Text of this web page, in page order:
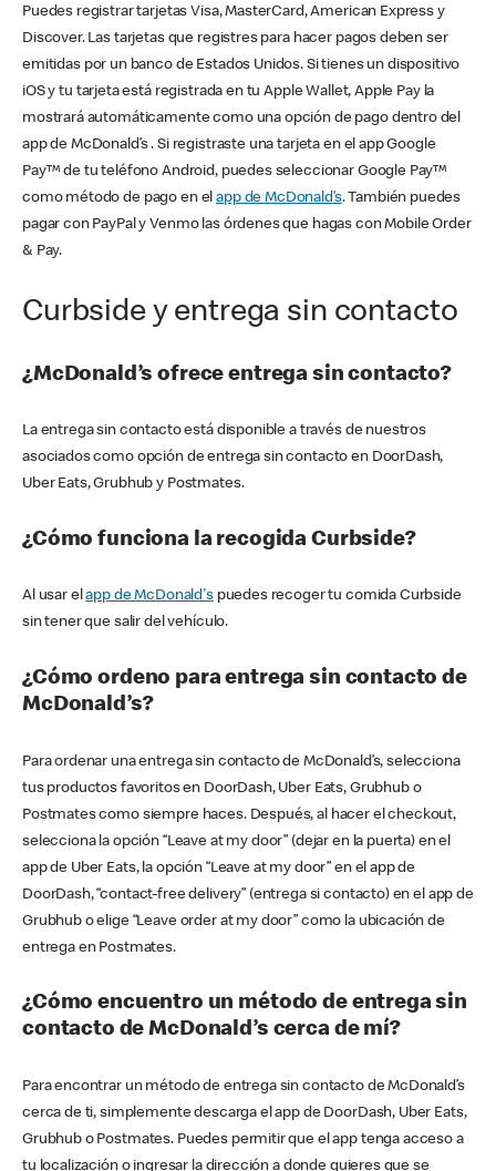
Puedes registrar tarjetas Visa, MasterCard, American Express y
Discover. Las tarjetas que registres para hacer pagos deben ser
emitidas por un banco de Estados Unidos. Si tienes un dispositivo
iOS y tu tarjeta está registrada en tu Apple Wallet, Apple Pay la
mostrará automáticamente como una opción de pago dentro del
app de McDonald’s . Si registraste una tarjeta en el app Google
Pay™ de tu teléfono Android, puedes seleccionar Google Pay™
como método de pago en elapp de McDonald’s. También puedes
pagar con PayPal y Venmo las órdenes que hagas con Mobile Order
& Pay.
Curbside y entrega sin contacto
¿McDonald’s ofrece entrega sin contacto?
La entrega sin contacto está disponible a través de nuestros
asociados como opción de entrega sin contacto en DoorDash,
Uber Eats, Grubhub y Postmates.
¿Cómo funciona la recogida Curbside?
Al usar elapp de McDonald'spuedes recoger tu comida Curbside
sin tener que salir del vehículo.
¿Cómo ordeno para entrega sin contacto de
McDonald’s?
Para ordenar una entrega sin contacto de McDonald’s, selecciona
tus productos favoritos en DoorDash, Uber Eats, Grubhub o
Postmates como siempre haces. Después, al hacer el checkout,
selecciona la opción “Leave at my door” (dejar en la puerta) en el
app de Uber Eats, la opción “Leave at my door” en el app de
DoorDash, “contact-free delivery” (entrega si contacto) en el app de
Grubhub o elige “Leave order at my door” como la ubicación de
entrega en Postmates.
¿Cómo encuentro un método de entrega sin
contacto de McDonald’s cerca de mí?
Para encontrar un método de entrega sin contacto de McDonald’s
cerca de ti, simplemente descarga el app de DoorDash, Uber Eats,
Grubhub o Postmates. Puedes permitir que el app tenga acceso a
tu localización o ingresar la dirección a donde quieres que se